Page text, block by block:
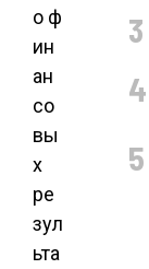
о ф
ин
ан
со
вы
х
ре
зул
ьта